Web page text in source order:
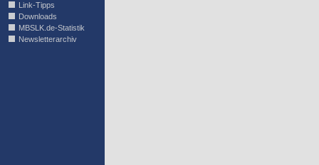
Link-Tipps
Downloads
MBSLK.de-Statistik
Newsletterarchiv